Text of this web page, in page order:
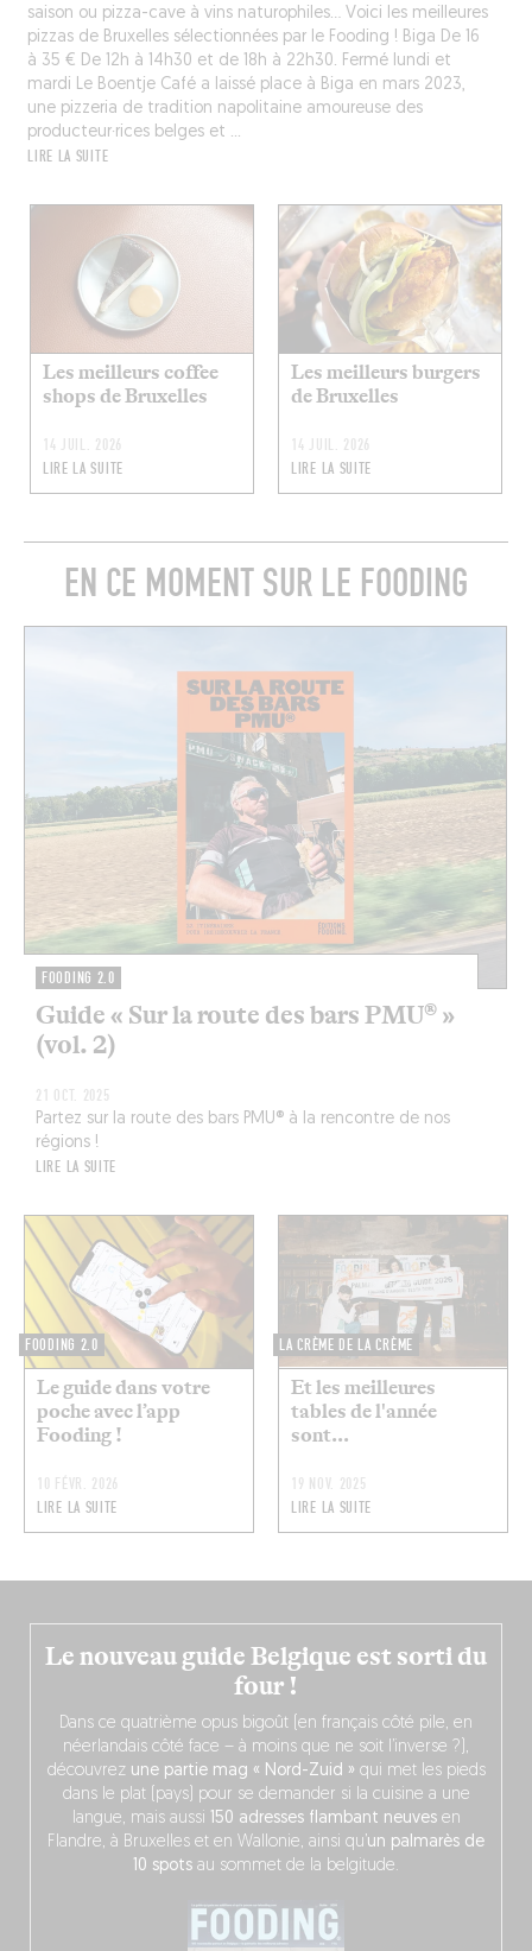
saison ou pizza-cave à vins naturophiles… Voici les meilleures
pizzas de Bruxelles sélectionnées par le Fooding ! Biga De 16
à 35 € De 12h à 14h30 et de 18h à 22h30. Fermé lundi et
mardi Le Boentje Café a laissé place à Biga en mars 2023,
une pizzeria de tradition napolitaine amoureuse des
producteur·rices belges et ...
LIRE LA SUITE
Les meilleurs coffee
shops de Bruxelles
14 JUIL. 2026
LIRE LA SUITE
Les meilleurs burgers
de Bruxelles
14 JUIL. 2026
LIRE LA SUITE
EN CE MOMENT SUR LE FOODING
FOODING 2.0
Guide « Sur la route des bars PMU® »
(vol. 2)
21 OCT. 2025
Partez sur la route des bars PMU® à la rencontre de nos
régions !
LIRE LA SUITE
FOODING 2.0
Le guide dans votre
poche avec l’app
Fooding !
10 FÉVR. 2026
LIRE LA SUITE
LA CRÈME DE LA CRÈME
Et les meilleures
tables de l'année
sont...
19 NOV. 2025
LIRE LA SUITE
Le nouveau guide Belgique est sorti du
four !
Dans ce quatrième opus bigoût (en français côté pile, en
néerlandais côté face – à moins que ne soit l’inverse ?),
découvrez une partie mag « Nord-Zuid » qui met les pieds
dans le plat (pays) pour se demander si la cuisine a une
langue, mais aussi 150 adresses flambant neuvesen
Flandre, à Bruxelles et en Wallonie, ainsi qu’un palmarès de
10 spots au sommet de la belgitude.